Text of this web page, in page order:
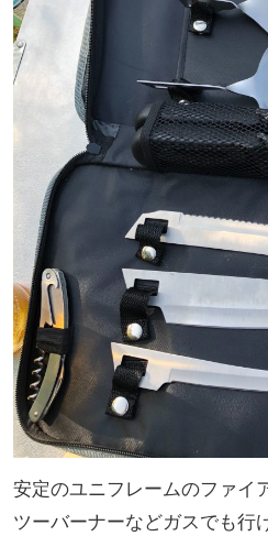
安定のユニフレームのファイ
ツーバーナーなどガスでも行